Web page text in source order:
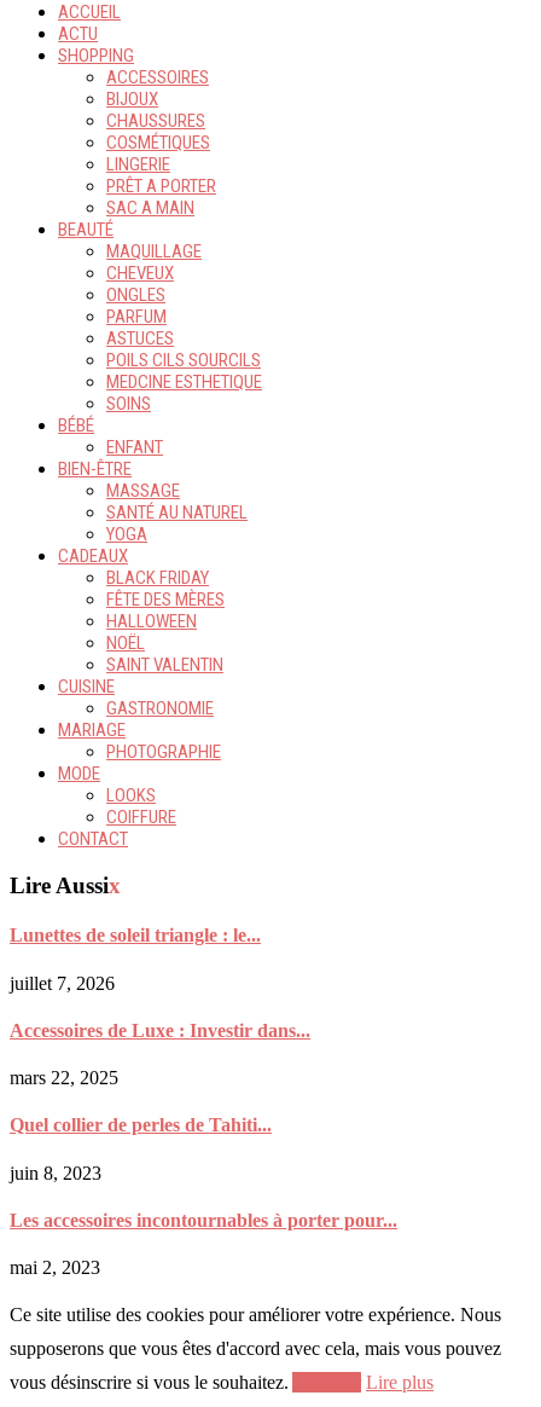
ACCUEIL
ACTU
SHOPPING
ACCESSOIRES
BIJOUX
CHAUSSURES
COSMÉTIQUES
LINGERIE
PRÊT A PORTER
SAC A MAIN
BEAUTÉ
MAQUILLAGE
CHEVEUX
ONGLES
PARFUM
ASTUCES
POILS CILS SOURCILS
MEDCINE ESTHETIQUE
SOINS
BÉBÉ
ENFANT
BIEN-ÊTRE
MASSAGE
SANTÉ AU NATUREL
YOGA
CADEAUX
BLACK FRIDAY
FÊTE DES MÈRES
HALLOWEEN
NOËL
SAINT VALENTIN
CUISINE
GASTRONOMIE
MARIAGE
PHOTOGRAPHIE
MODE
LOOKS
COIFFURE
CONTACT
Lire Aussix
Lunettes de soleil triangle : le...
juillet 7, 2026
Accessoires de Luxe : Investir dans...
mars 22, 2025
Quel collier de perles de Tahiti...
juin 8, 2023
Les accessoires incontournables à porter pour...
mai 2, 2023
Ce site utilise des cookies pour améliorer votre expérience. Nous
supposerons que vous êtes d'accord avec cela, mais vous pouvez
vous désinscrire si vous le souhaitez.
Lire plus